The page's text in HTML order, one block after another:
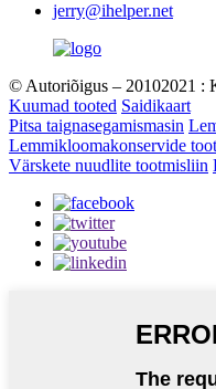
© Autoriõigus – 20102021 :
Kuumad tooted
Saidikaart
Pitsa taignasegamismasin
Lemmikloomakonservide
Värskete nuudlite tootmisliin